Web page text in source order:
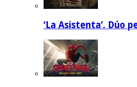
‘La Asistenta’. Dúo